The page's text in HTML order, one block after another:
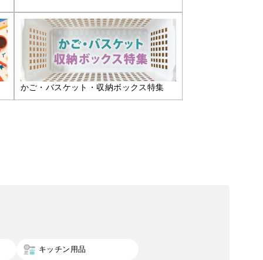
かご・バスケット・収納ボックス特集
キッチン用品